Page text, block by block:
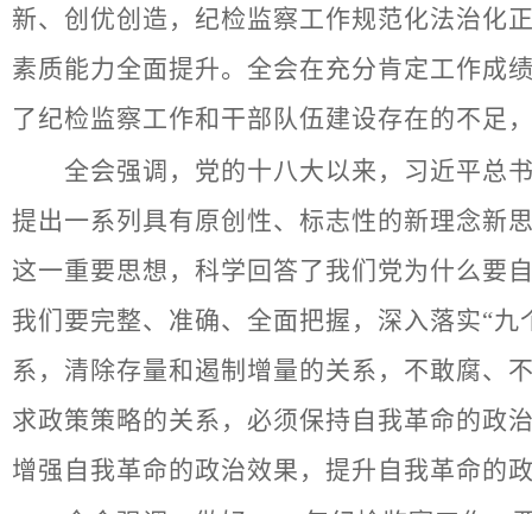
新、创优创造，纪检监察工作规范化法治化
素质能力全面提升。全会在充分肯定工作成
了纪检监察工作和干部队伍建设存在的不足
全会强调，党的十八大以来，习近平总书
提出一系列具有原创性、标志性的新理念新
这一重要思想，科学回答了我们党为什么要
我们要完整、准确、全面把握，深入落实“
系，清除存量和遏制增量的关系，不敢腐、
求政策策略的关系，必须保持自我革命的政
增强自我革命的政治效果，提升自我革命的